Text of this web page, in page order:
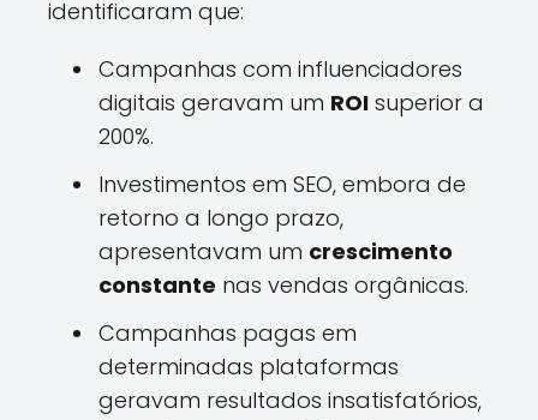
identificaram que:
Campanhas com influenciadores
digitais geravam um ROI superior a
200%.
Investimentos em SEO, embora de
retorno a longo prazo,
apresentavam um crescimento
constante nas vendas orgânicas.
Campanhas pagas em
determinadas plataformas
geravam resultados insatisfatórios,